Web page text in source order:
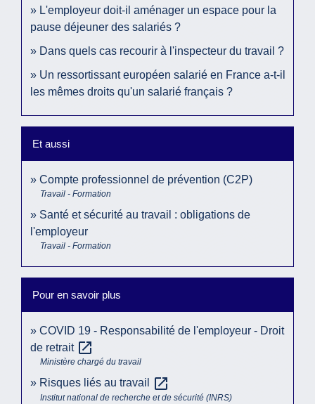
L'employeur doit-il aménager un espace pour la
pause déjeuner des salariés ?
Dans quels cas recourir à l'inspecteur du travail ?
Un ressortissant européen salarié en France a-t-il
les mêmes droits qu'un salarié français ?
Et aussi
Compte professionnel de prévention (C2P)
Travail - Formation
Santé et sécurité au travail : obligations de
l'employeur
Travail - Formation
Pour en savoir plus
COVID 19 - Responsabilité de l'employeur - Droit
de retrait open_in_new
Ministère chargé du travail
Risques liés au travail open_in_new
Institut national de recherche et de sécurité (INRS)